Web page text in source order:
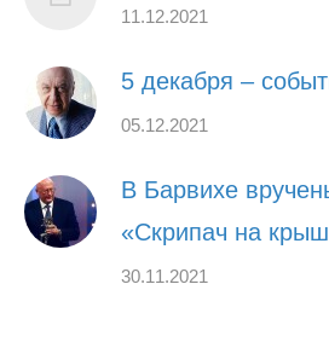
11.12.2021
5 декабря –
05.12.2021
В Барвихе
«Скрипач на
30.11.2021